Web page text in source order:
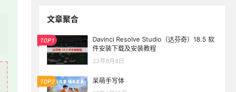
文章聚合
TOP1
Davinci Resolve Studio（达芬奇）18.5 软
件安装下载及安装教程
23年8月8日
TOP2 呆萌手写体